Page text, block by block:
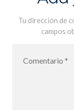
Tu dirección de
campos